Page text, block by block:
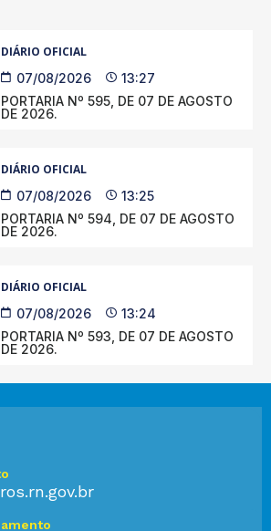
DIÁRIO OFICIAL
07/08/2026
13:27
PORTARIA Nº 595, DE 07 DE AGOSTO
DE 2026.
DIÁRIO OFICIAL
07/08/2026
13:25
PORTARIA Nº 594, DE 07 DE AGOSTO
DE 2026.
DIÁRIO OFICIAL
07/08/2026
13:24
PORTARIA Nº 593, DE 07 DE AGOSTO
DE 2026.